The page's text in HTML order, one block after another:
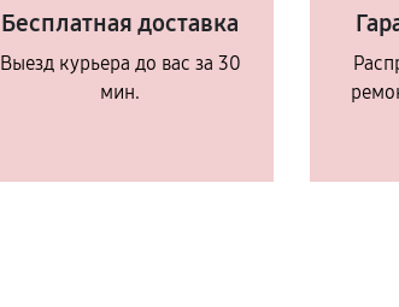
Бесплатная доставка
Выезд курьера до вас за 30
мин.